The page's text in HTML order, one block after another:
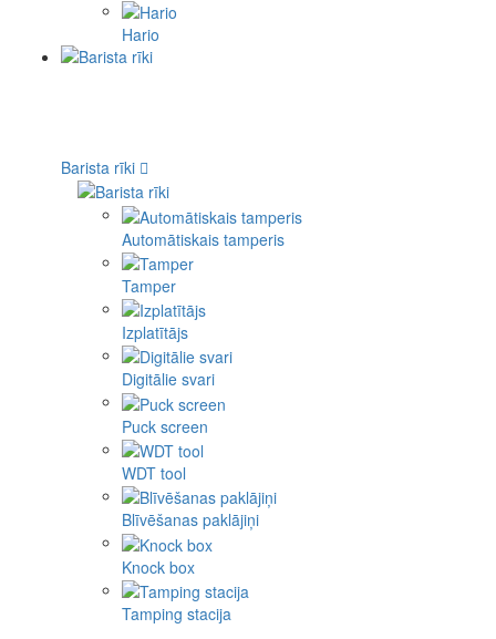
Hario
Barista rīki
Automātiskais tamperis
Tamper
Izplatītājs
Digitālie svari
Puck screen
WDT tool
Blīvēšanas paklājiņi
Knock box
Tamping stacija